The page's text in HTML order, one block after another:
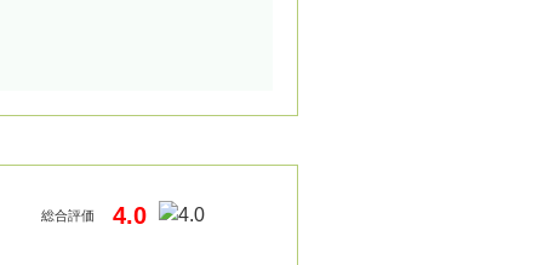
総合評価 4.0